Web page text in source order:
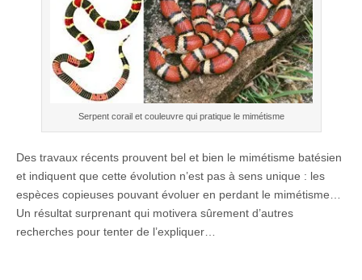
Serpent corail et couleuvre qui pratique le mimétisme
Des travaux récents prouvent bel et bien le mimétisme batésien
et indiquent que cette évolution n’est pas à sens unique : les
espèces copieuses pouvant évoluer en perdant le mimétisme…
Un résultat surprenant qui motivera sûrement d’autres
recherches pour tenter de l’expliquer…